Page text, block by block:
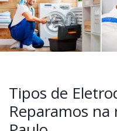
Tipos de
Reparamos na